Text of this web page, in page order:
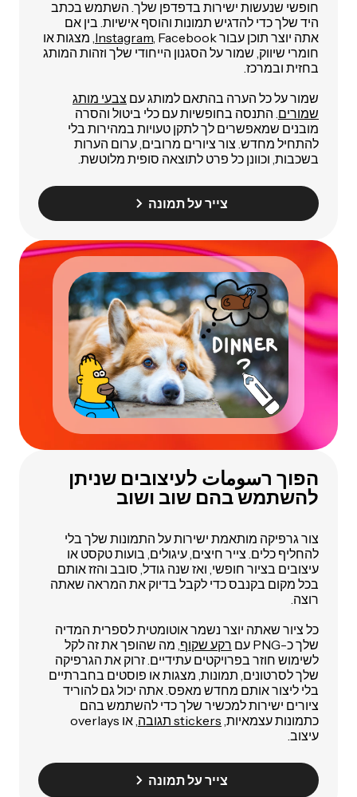
חופשי שנעשות ישירות בדפדפן שלך. השתמש בכתב
היד שלך כדי להדגיש תמונות והוסף אישיות. בין אם
אתה יוצר תוכן עבור
Instagram, Facebook, מצגות או
חומרי שיווק, שמור על הסגנון הייחודי שלך וזהות המותג
בחזית ובמרכז.
שמור על כל הערה בהתאם למותג עם צבעי מותג
שמורים. התנסה בחופשיות עם כלי ביטול והסרה
מובנים שמאפשרים לך לתקן טעויות במהירות בלי
להתחיל מחדש. צור ציורים מרובים, ערום הערות
בשכבות, וכוונן כל פרט לתוצאה סופית מלוטשת.
צייר על תמונה
הפוך רسومات לעיצובים שניתן
להשתמש בהם שוב ושוב
צור גרפיקה מותאמת ישירות על התמונות שלך בלי
להחליף כלים. צייר חיצים, עיגולים, בועות טקסט או
עיצובים בציור חופשי, ואז שנה גודל, סובב והזז אותם
בכל מקום בקנבס כדי לקבל בדיוק את המראה שאתה
רוצה.
כל ציור שאתה יוצר נשמר אוטומטית לספרית המדיה
שלך כ-PNG עם
רקע שקוף , מה שהופך את זה לקל
לשימוש חוזר בפרויקטים עתידיים. זרוק את הגרפיקה
שלך לסרטונים, תמונות, מצגות או פוסטים בחברתיים
בלי ליצור אותם מחדש מאפס. אתה יכול גם להוריד
ציורים ישירות למכשיר שלך כדי להשתמש בהם
כתמונות עצמאיות, stickers תגובה
, או overlays
עיצוב.
צייר על תמונה